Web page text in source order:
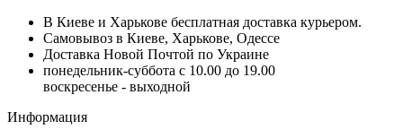
В Киеве и Харькове бесплатная доставка курьером.
Самовывоз в Киеве, Харькове, Одессе
Доставка Новой Почтой по Украине
понедельник-суббота с 10.00 до 19.00
воскресенье - выходной
Информация